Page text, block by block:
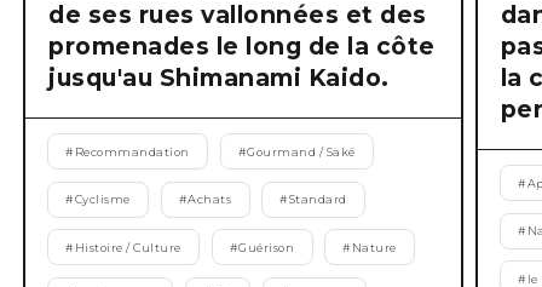
de ses rues vallonnées et des
promenades le long de la côte
jusqu'au Shimanami Kaido.
# Recommandation #Gourmand / Saké
#Cyclisme #Achats #Standard
# Histoire / Culture #Guérison # Nature
la
#
#
# le